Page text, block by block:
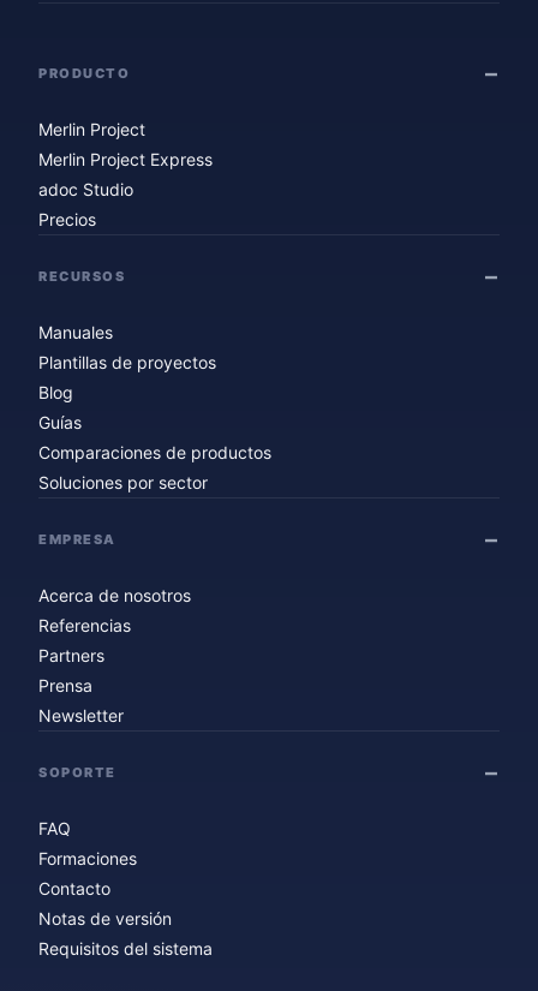
PRODUCTO
Merlin Project
Merlin Project Express
adoc Studio
Precios
RECURSOS
Manuales
Plantillas de proyectos
Blog
Guías
Comparaciones de productos
Soluciones por sector
EMPRESA
Acerca de nosotros
Referencias
Partners
Prensa
Newsletter
SOPORTE
FAQ
Formaciones
Contacto
Notas de versión
Requisitos del sistema